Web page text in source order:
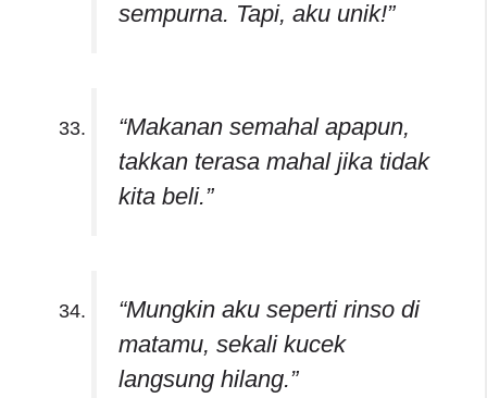
sempurna. Tapi, aku unik!”
“Makanan semahal apapun,
takkan terasa mahal jika tidak
kita beli.”
“Mungkin aku seperti rinso di
matamu, sekali kucek
langsung hilang.”